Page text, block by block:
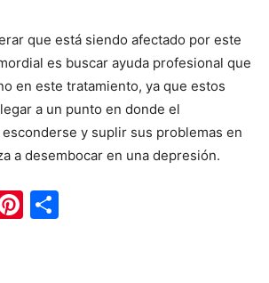
que está siendo afectado por este
es buscar ayuda profesional que
en este tratamiento, ya que estos
a un punto en donde el
y suplir sus problemas en
a desembocar en una depresión.
Pinterest